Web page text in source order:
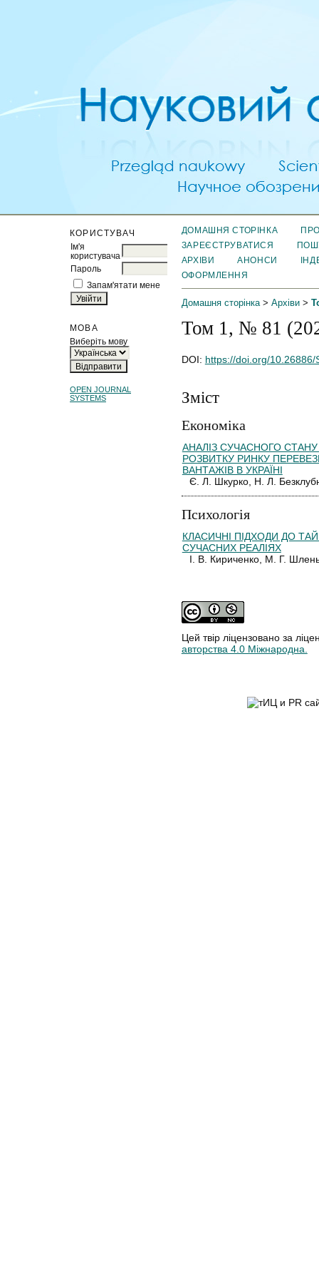
КОРИСТУВАЧ
Ім'я
користувача
Пароль
Запам'ятати мене
МОВА
Виберіть мову
OPEN JOURNAL
SYSTEMS
ДОМАШНЯ СТОРІНКА
ЗАРЕЄСТРУВАТИСЯ
АРХІВИ
АНОНСИ
ОФОРМЛЕННЯ
Домашня сторінка> Архіви>
Том 1, № 81
DOI: https://doi.org/
Зміст
Економіка
АНАЛІЗ СУЧАСНОГО
РОЗВИТКУ РИНКУ
ВАНТАЖІВ В УКРАЇНІ
Є. Л. Шкурко, Н. Л.
Психологія
КЛАСИЧНІ ПІДХОДИ ДО
СУЧАСНИХ РЕАЛІЯХ
І. В. Кириченко, М. Г.
Цей твір ліцензовано за
авторства 4.0 Міжнародна.